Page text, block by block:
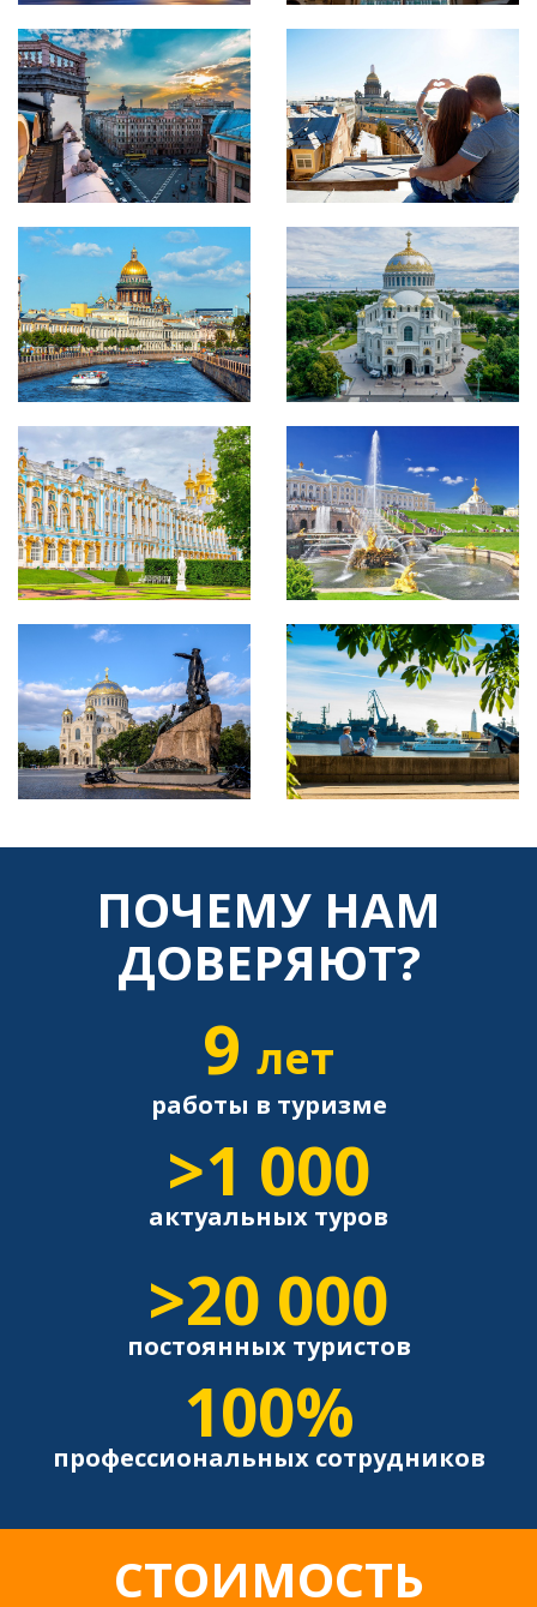
ПОЧЕМУ НАМ
ДОВЕРЯЮТ?
9 лет
работы в туризме
>1 000
актуальных туров
>20 000
постоянных туристов
100%
профессиональных сотрудников
СТОИМОСТЬ